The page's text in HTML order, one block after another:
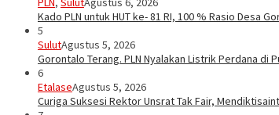
Kado PLN untuk HUT ke- 81 RI, 100 % Rasio Desa
5
SulutAgustus 5, 2026
Gorontalo Terang. PLN Nyalakan Listrik Perdana di
6
EtalaseAgustus 5, 2026
Curiga Suksesi Rektor Unsrat Tak Fair,